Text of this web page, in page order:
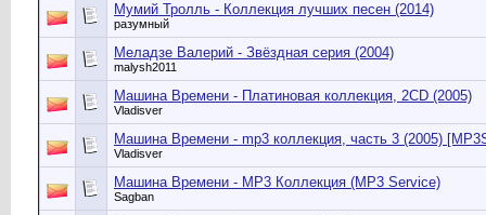
Мумий Тролль - Коллекция лучших песен (2014)
разумный
Меладзе Валерий - Звёздная серия (2004)
malysh2011
Машина Времени - Платиновая коллекция, 2CD (2005)
Vladisver
Машина Времени - mp3 коллекция, часть 3 (2005)
Vladisver
Машина Времени - MP3 Коллекция (МР3 Service)
Sagban